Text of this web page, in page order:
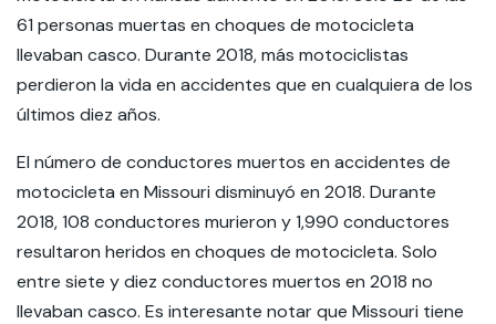
61 personas muertas en choques de motocicleta
llevaban casco. Durante 2018, más motociclistas
perdieron la vida en accidentes que en cualquiera de los
últimos diez años.
El número de conductores muertos en accidentes de
motocicleta en Missouri disminuyó en 2018. Durante
2018, 108 conductores murieron y 1,990 conductores
resultaron heridos en choques de motocicleta. Solo
entre siete y diez conductores muertos en 2018 no
llevaban casco. Es interesante notar que Missouri tiene